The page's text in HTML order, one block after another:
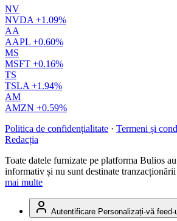
NV
NVDA +1.09%
AA
AAPL +0.60%
MS
MSFT +0.16%
TS
TSLA +1.94%
AM
AMZN +0.59%
Politica de confidențialitate · Termeni și
Redacția
Toate datele furnizate pe platforma Bulios
informativ și nu sunt destinate
mai multe
Autentificare Personalizați-vă feed-